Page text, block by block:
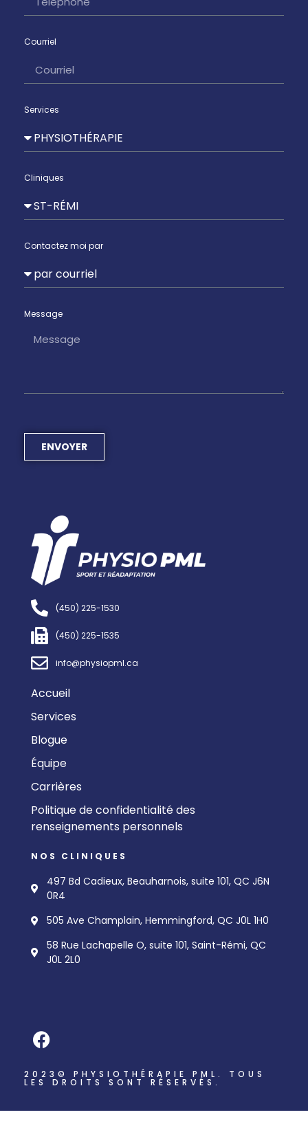
Courriel
Services
Cliniques
Contactez moi par
Message
ENVOYER
(450) 225-1530
(450) 225-1535
info@physiopml.ca
Accueil
Services
Blogue
Équipe
Carrières
Politique de confidentialité des
renseignements personnels
NOS CLINIQUES
497 Bd Cadieux, Beauharnois, suite 101, QC J6N
0R4
505 Ave Champlain, Hemmingford, QC J0L 1H0
58 Rue Lachapelle O, suite 101, Saint-Rémi, QC
J0L 2L0
2023© PHYSIOTHÉRAPIE PML. TOUS
LES DROITS SONT RÉSERVÉS.